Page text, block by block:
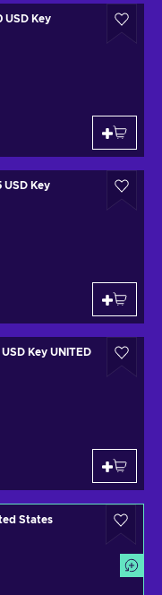
USD Key
USD Key
Key UNITED
States